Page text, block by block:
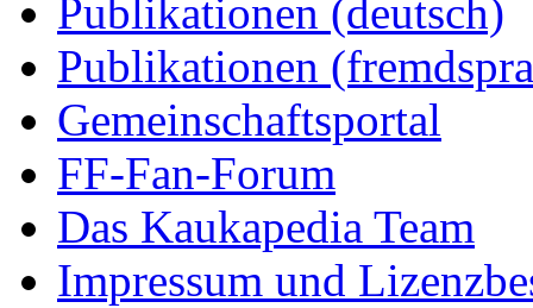
Publikationen (deutsch)
Publikationen
Gemeinschaftsportal
FF-Fan-Forum
Das Kaukapedia Team
Impressum und